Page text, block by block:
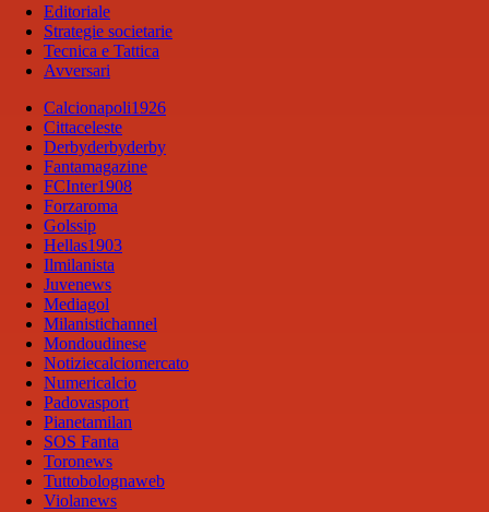
Editoriale
Strategie societarie
Tecnica e Tattica
Avversari
Calcionapoli1926
Cittaceleste
Derbyderbyderby
Fantamagazine
FCInter1908
Forzaroma
Golssip
Hellas1903
Ilmilanista
Juvenews
Mediagol
Milanistichannel
Mondoudinese
Notiziecalciomercato
Numericalcio
Padovasport
Pianetamilan
SOS Fanta
Toronews
Tuttobolognaweb
Violanews